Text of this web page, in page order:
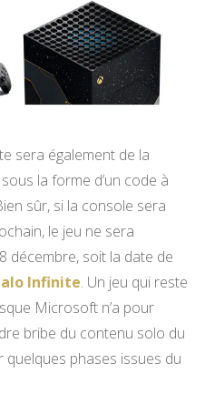
sera également de la
la forme d’un code à
sûr, si la console sera
le jeu ne sera
décembre, soit la date de
Infinite. Un jeu qui reste
Microsoft n’a pour
bribe du contenu solo du
phases issues du